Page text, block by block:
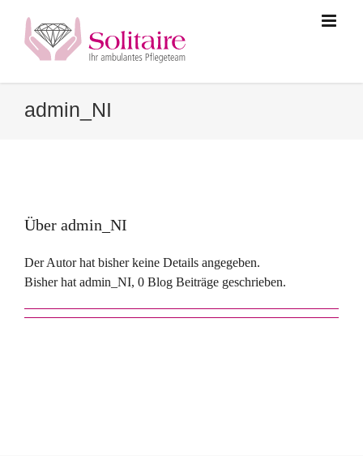
Inhalt
springen
admin_NI
Über admin_NI
Der Autor hat bisher keine Details angegeben.
Bisher hat admin_NI, 0 Blog Beiträge geschrieben.